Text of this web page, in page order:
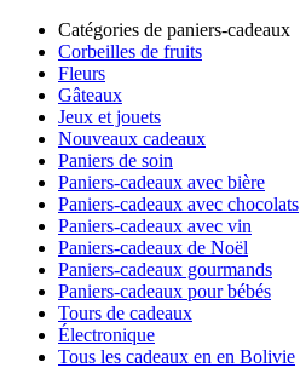
Catégories de paniers-cadeaux
Corbeilles de fruits
Fleurs
Gâteaux
Jeux et jouets
Nouveaux cadeaux
Paniers de soin
Paniers-cadeaux avec bière
Paniers-cadeaux avec chocolats
Paniers-cadeaux avec vin
Paniers-cadeaux de Noël
Paniers-cadeaux gourmands
Paniers-cadeaux pour bébés
Tours de cadeaux
Électronique
Tous les cadeaux en en Bolivie